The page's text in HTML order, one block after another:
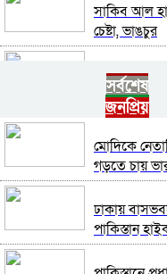
সাকিব আল
চেষ্টা, ভাঙচুর
গাজীপুর-৫
রক্ষা করতে
পুলিশের শ্রদ্ধা
সর্বশেষ
জনপ্রিয়
মোদিকে
গড়তে চায়
ঢাকায়
পাকিস্তান